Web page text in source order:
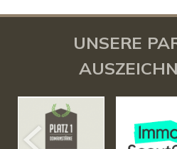
UNSERE